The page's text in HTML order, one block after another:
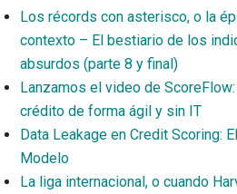
Los récords con asterisco, o la
contexto – El bestiario de los
absurdos (parte 8 y final)
Lanzamos el video de
crédito de forma ágil y sin IT
Data Leakage en Credit Scoring:
Modelo
La liga internacional, o cuando